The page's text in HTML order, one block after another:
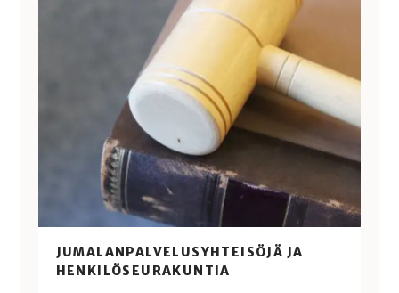
JUMALANPALVELUSYHTEISÖJÄ JA
HENKILÖSEURAKUNTIA